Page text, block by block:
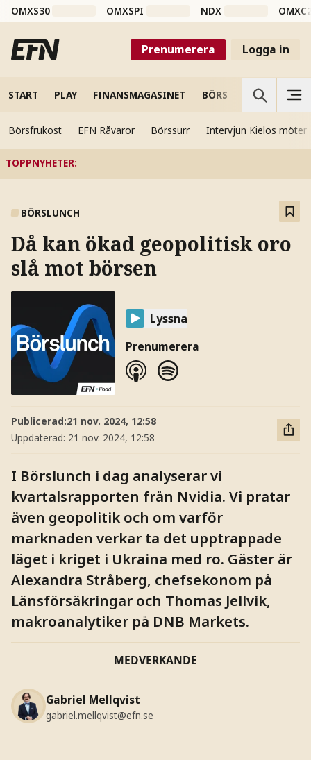
OMXS30 OMXSPI NDX
Prenumerera Logga in
START PLAY FINANSMAGASINET BÖRS VETENSKAP
Börsfrukost EFN Råvaror Börssurr Intervjun Kielos möter
TOPPNYHETER:
BÖRSLUNCH
Då kan ökad geopolitisk oro
slå mot börsen
Lyssna
Prenumerera
Publicerad:21 nov. 2024, 12:58
Uppdaterad: 21 nov. 2024, 12:58
I Börslunch i dag analyserar vi
kvartalsrapporten från Nvidia. Vi pratar
även geopolitik och om varför
marknaden verkar ta det upptrappade
läget i kriget i Ukraina med ro. Gäster är
Alexandra Stråberg, chefsekonom på
Länsförsäkringar och Thomas Jellvik,
makroanalytiker på DNB Markets.
MEDVERKANDE
Gabriel Mellqvist
gabriel.mellqvist@efn.se